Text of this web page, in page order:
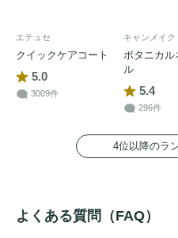
エテュセ
クイックケアコート
5.0
3009件
キャンメイク
ボタニカル
ル
5.4
296件
4位以降のラ
よくある質問（FAQ）